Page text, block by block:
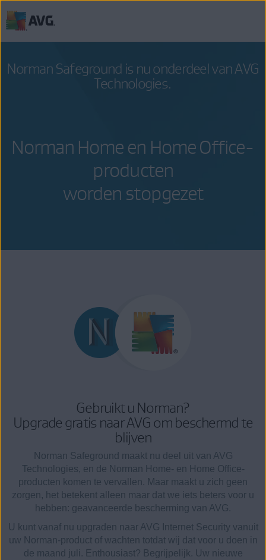
inhoud
Norman Safeground is nu onderdeel vanAVG
Technologies.
Norman Home en Home Office-
producten
worden stopgezet
Gebruikt u Norman?
Upgrade gratis naar AVG om beschermd te
blijven
Norman Safeground maakt nu deel uit van AVG
Technologies, en de Norman Home- en Home Office-
producten komen te vervallen. Maar maakt u zich geen
zorgen, het betekent alleen maar dat we iets beters voor u
hebben: geavanceerde bescherming van AVG.
U kunt vanaf nu upgraden naar AVG Internet Security vanuit
uw Norman-product of wachten totdat wij dat voor u doen in
de maand juli. Enthousiast? Begrijpelijk. Uw nieuwe